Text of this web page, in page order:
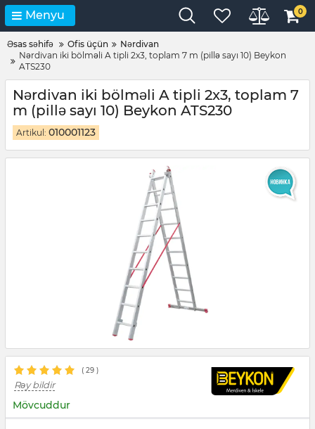
Menyu 0
Əsas səhifə Ofis üçün
Nərdivan
Nərdivan iki bölməli A tipli 2x3, toplam 7 m (pillə sayı 10) Beykon
ATS230
Nərdivan iki bölməli A tipli 2x3, toplam 7
m (pillə sayı 10) Beykon ATS230
Artikul: 010001123
( 29 )
Rəy bildir
Mövcuddur